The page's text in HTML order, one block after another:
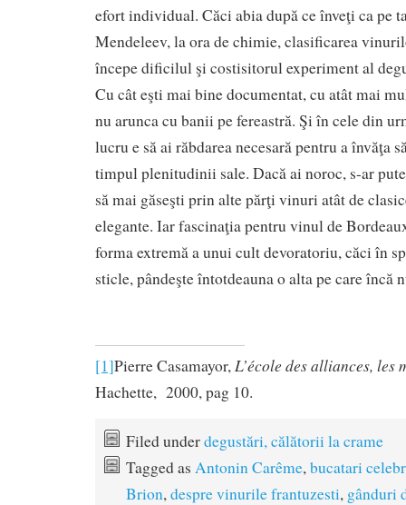
efort individual. Căci abia după ce înveţi ca pe
Mendeleev, la ora de chimie, clasificarea
începe dificilul şi costisitorul experiment al
Cu cât eşti mai bine documentat, cu atât mai
nu arunca cu banii pe fereastră. Şi în cele din
lucru e să ai răbdarea necesară pentru a învăţa
timpul plenitudinii sale. Dacă ai noroc, s-ar
să mai găseşti prin alte părţi vinuri atât de
elegante. Iar fascinaţia pentru vinul de
forma extremă a unui cult devoratoriu, căci în
sticle, pândeşte întotdeauna o alta pe care încă
[1]Pierre Casamayor, L’école des alliances, les
Hachette, 2000, pag 10.
Filed underdegustări, călătorii la crame
Tagged as Antonin Carême, bucatari
Brion, despre vinurile frantuzesti, gânduri